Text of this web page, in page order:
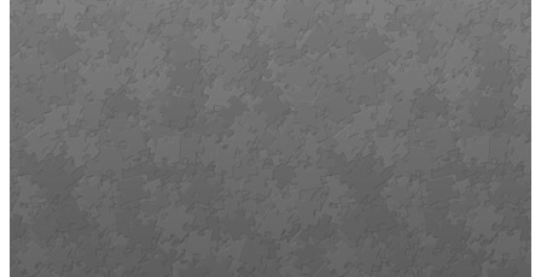
Kezdőoldal
Program
Éneklő ifjúság
Vaszary Képtár
TiTi Táncház
Keramikusok, fazekasok